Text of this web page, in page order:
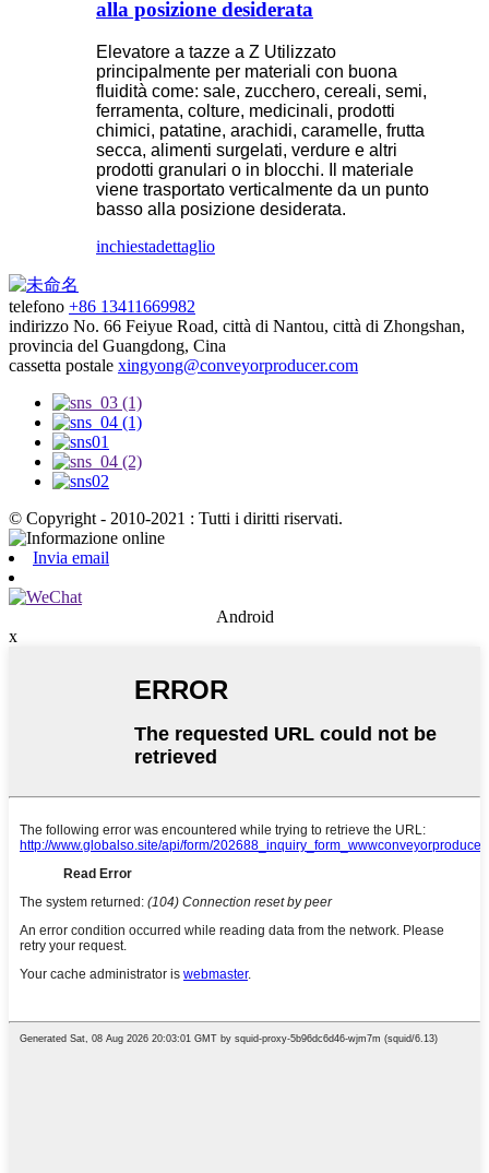
alla posizione desiderata
Elevatore a tazze a Z Utilizzato
principalmente per materiali con buona
fluidità come: sale, zucchero, cereali, semi,
ferramenta, colture, medicinali, prodotti
chimici, patatine, arachidi, caramelle, frutta
secca, alimenti surgelati, verdure e altri
prodotti granulari o in blocchi. Il materiale
viene trasportato verticalmente da un punto
basso alla posizione desiderata.
inchiestadettaglio
telefono +86 13411669982
indirizzo No. 66 Feiyue Road, città di Nantou, città di Zhongshan,
provincia del Guangdong, Cina
cassetta postale xingyong@conveyorproducer.com
© Copyright - 2010-2021 : Tutti i diritti riservati.
Invia email
Android
x